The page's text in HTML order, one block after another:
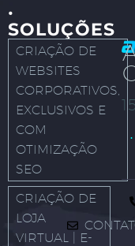
·
SOLUÇÕES
CRIAÇÃO DE
WEBSITES
CORPORATIVOS,
EXCLUSIVOS E
COM
OTIMIZAÇÃO
SEO
CRIAÇÃO DE
LOJA
VIRTUAL | E-